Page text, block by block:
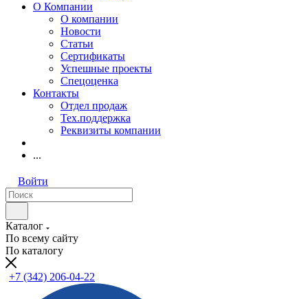
О Компании
О компании
Новости
Статьи
Сертификаты
Успешные проекты
Спецоценка
Контакты
Отдел продаж
Тех.поддержка
Реквизиты компании
...
Войти
Каталог
По всему сайту
По каталогу
+7 (342) 206-04-22